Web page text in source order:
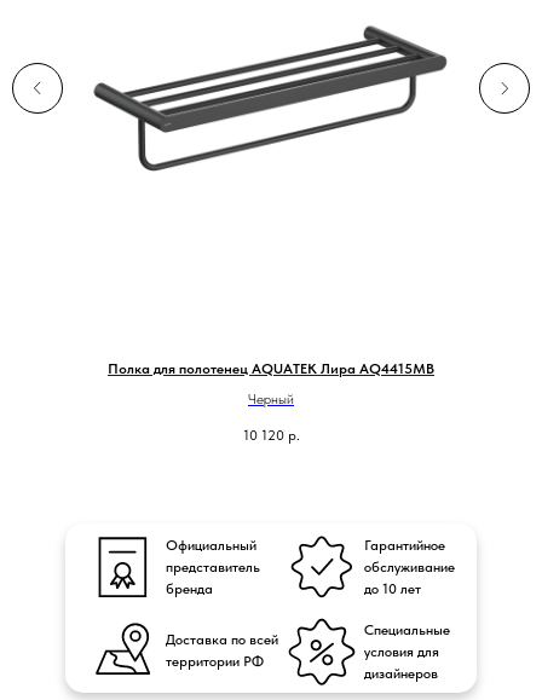
Полка для полотенец AQUATEK Лира AQ4415MB
Черный
10 120 р.
Официальный
представитель
бренда
Доставка по всей
территории РФ
Гарантийное
обслуживание
до 10 лет
Специальные
условия для
дизайнеров